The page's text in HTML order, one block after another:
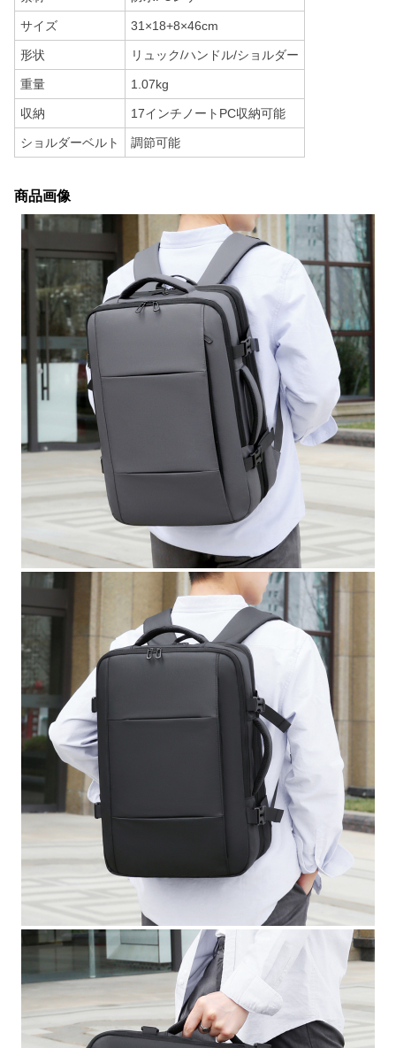
サイズ 31×18+8×46cm
形状 リュック/ハンドル/ショルダー
重量 1.07kg
収納 17インチノートPC収納可能
ショルダーベルト 調節可能
商品画像